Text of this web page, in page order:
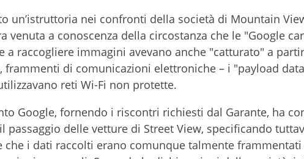
un’istruttoria nei confronti della società di Mountain
venuta a conoscenza della circostanza che le "Google
raccogliere immagini avevano anche "catturato" a
di comunicazioni elettroniche – i "payload
reti Wi-Fi non protette.
Google, fornendo i riscontri richiesti dal Garante, ha
passaggio delle vetture di Street View, specificando
che i dati raccolti erano comunque talmente